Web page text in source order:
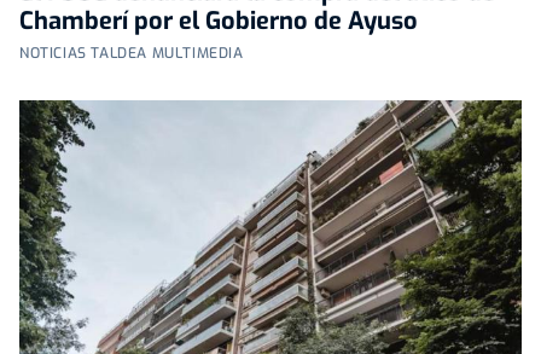
Chamberí por el Gobierno de Ayuso
NOTICIAS TALDEA MULTIMEDIA